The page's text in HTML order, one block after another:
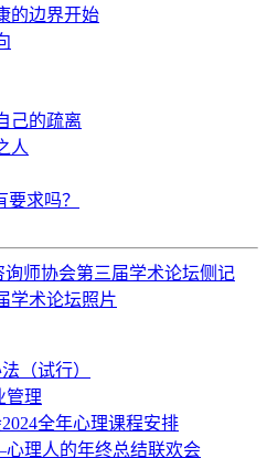
的边界开始
己的疏离
人
求吗？
（试行）
管理
全年心理课程安排
理人的年终总结联欢会